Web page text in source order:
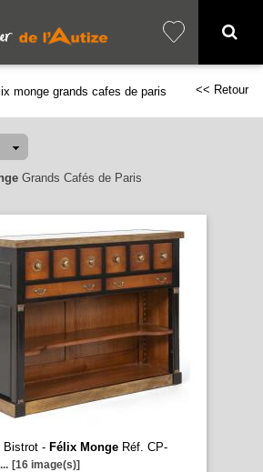
monge grands cafes de paris << Retour
Grands Cafés de Paris
Bistrot - Félix MongeRéf. CP-
... [16 image(s)]